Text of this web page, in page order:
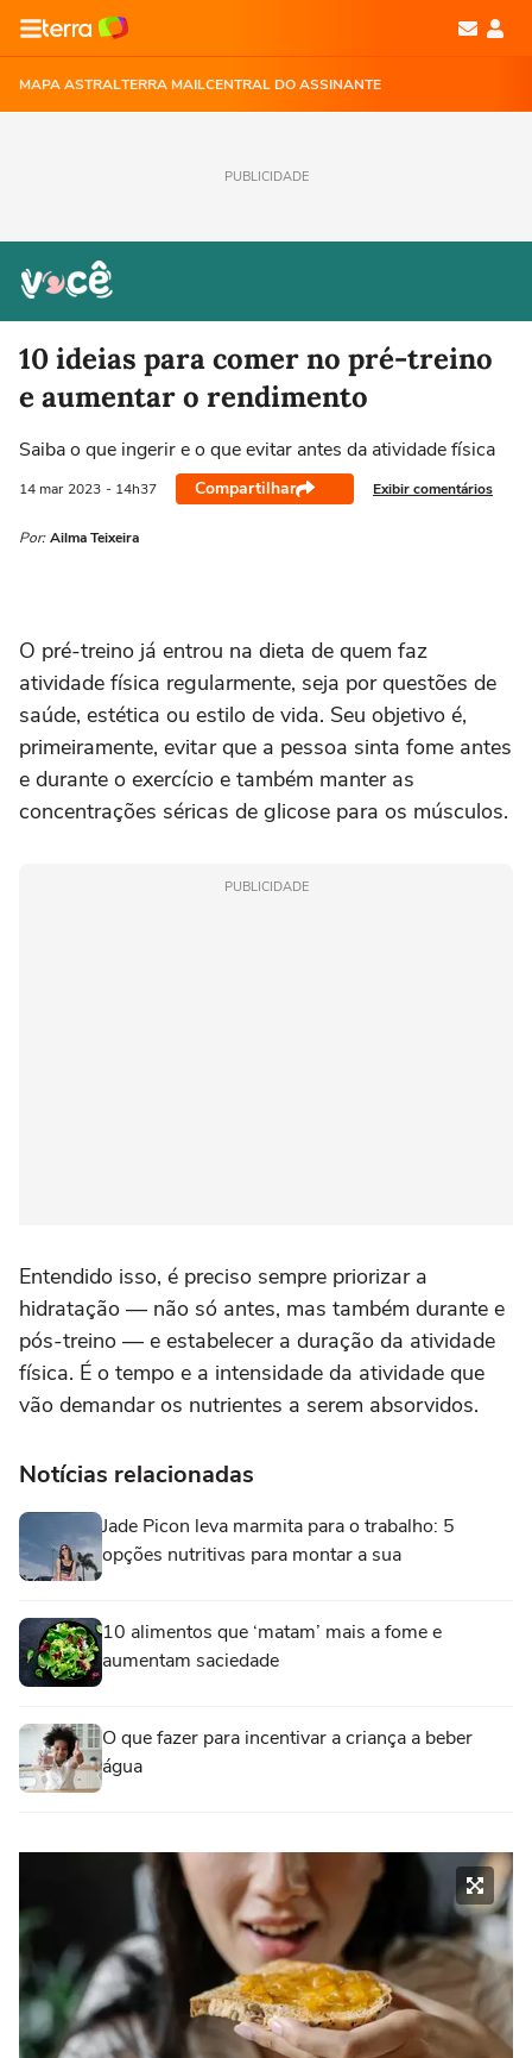
MAPA ASTRALTERRA MAILCENTRAL DO ASSINANTE
PUBLICIDADE
10 ideias para comer no pré-treino
e aumentar o rendimento
Saiba o que ingerir e o que evitar antes da atividade física
14 mar 2023 - 14h37 Compartilhar Exibir comentários
Por: Ailma Teixeira
O pré-treino já entrou na dieta de quem faz
atividade física regularmente, seja por questões de
saúde, estética ou estilo de vida. Seu objetivo é,
primeiramente, evitar que a pessoa sinta fome antes
e durante o exercício e também manter as
concentrações séricas de glicose para os músculos.
PUBLICIDADE
Entendido isso, é preciso sempre priorizar a
hidratação — não só antes, mas também durante e
pós-treino — e estabelecer a duração da atividade
física. É o tempo e a intensidade da atividade que
vão demandar os nutrientes a serem absorvidos.
Notícias relacionadas
Jade Picon leva marmita para o trabalho: 5
opções nutritivas para montar a sua
10 alimentos que ‘matam’ mais a fome e
aumentam saciedade
O que fazer para incentivar a criança a beber
água